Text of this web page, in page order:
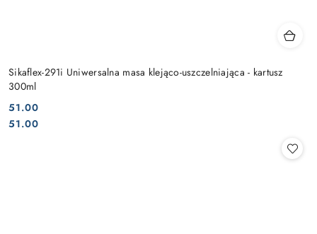
Sikaflex-291i Uniwersalna masa klejąco-uszczelniająca - kartusz
300ml
Cena:
51.00
Cena:
51.00